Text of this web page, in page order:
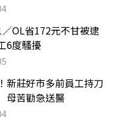
OL省172元不甘被逮
6度騷擾
新莊好市多前員工持刀
苦勸急送醫